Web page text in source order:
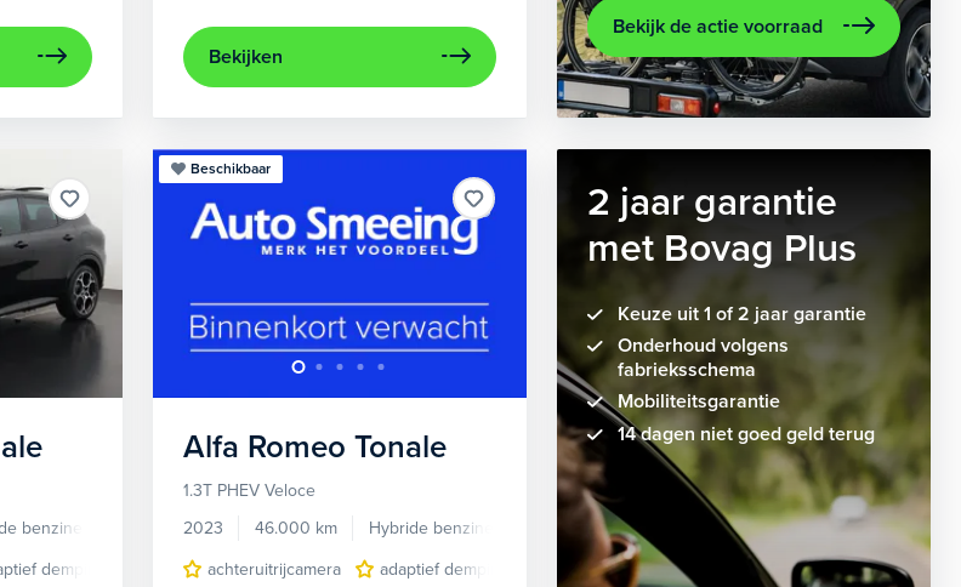
Bekijken
Bekijk de actie voorraad
benzine
Automaat
demping systeem audio installatie premium cruise control adaptief dodehoek detectie
elektrisch
Beschikbaar
Alfa Romeo Tonale
1.3T PHEV Veloce
2023
46.000 km Hybride benzine
Automaat
achteruitrijcamera
adaptief demping systeem Apple Carplay/Android Auto
audio
2 jaar garantie
met Bovag Plus
Keuze uit 1 of 2 jaar garantie
Onderhoud volgens
fabrieksschema
Mobiliteitsgarantie
14 dagen niet goed geld terug